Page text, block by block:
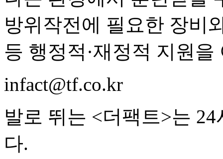
방위작전에 필요한 장비
등 행정적·재정적 지원
infact@tf.co.kr
발로 뛰는 <더팩트>는
다.